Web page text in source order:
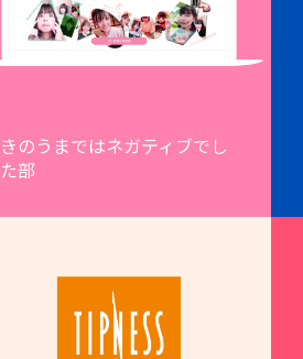
きのうまではネガティブでし
た部